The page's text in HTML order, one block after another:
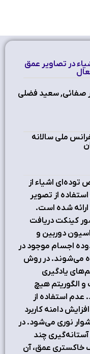
در تصاویر عمق
صفائی, سعید فضلی
ملی سالانه
توده‌ای اشیاء از
از تصویر
شده است.
کینکت دریافت
دوربین و
اجسام موجود در
می‌شوند. در روش
یادگیری
الگوریتم هیچ
عدم استفاده از
دامنه کاربرد
نوری می‌شود. در
چند
خاکستری عمق، آن